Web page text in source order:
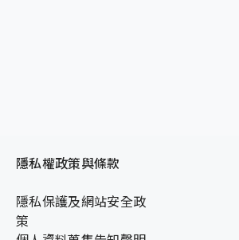
隱私權政策與條款
隱私保護及網站安全政
策